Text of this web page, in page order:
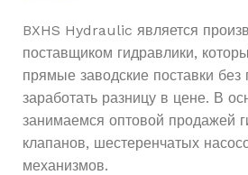
BXHS Hydraulic является
поставщиком гидравлики,
прямые заводские поставки без
заработать разницу в цене. В
занимаемся оптовой продажей
клапанов, шестеренчатых
механизмов.